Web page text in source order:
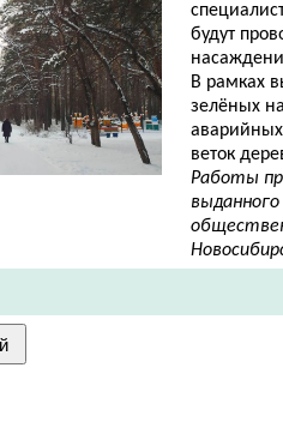
будут
В рамках
зелёных
веток
Работы